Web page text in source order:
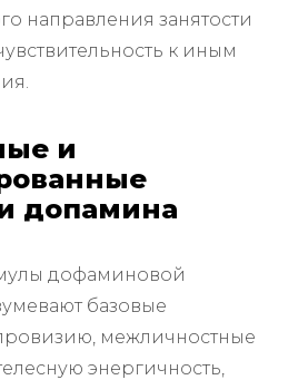
направления занятости
к иным
и
допамина
дофаминовой
базовые
межличностные
энергичность,